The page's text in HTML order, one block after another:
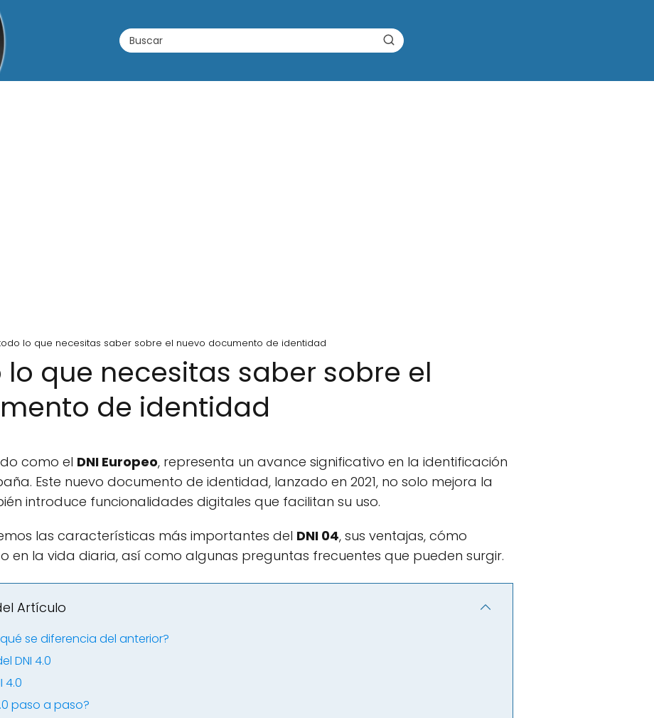
todo lo que necesitas saber sobre el nuevo documento de identidad
lo que necesitas saber sobre el
de identidad
como el DNI Europeo, representa un avance significativo en la identificación
Este nuevo documento de identidad, lanzado en 2021, no solo mejora la
introduce funcionalidades digitales que facilitan su uso.
las características más importantes del DNI 04, sus ventajas, cómo
en la vida diaria, así como algunas preguntas frecuentes que pueden surgir.
Artículo
qué se diferencia del anterior?
DNI 4.0
4.0
paso a paso?